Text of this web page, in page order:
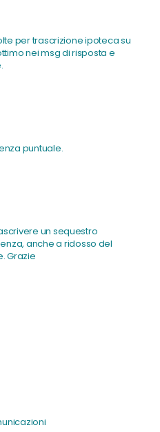
per trascrizione ipoteca su
nei msg di risposta e
puntuale.
un sequestro
anche a ridosso del
Grazie